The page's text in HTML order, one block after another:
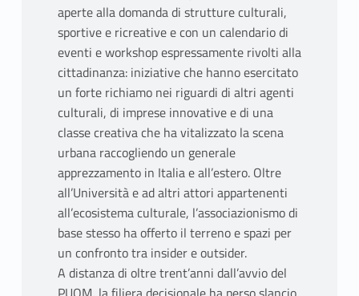
aperte alla domanda di strutture culturali,
sportive e ricreative e con un calendario di
eventi e workshop espressamente rivolti alla
cittadinanza: iniziative che hanno esercitato
un forte richiamo nei riguardi di altri agenti
culturali, di imprese innovative e di una
classe creativa che ha vitalizzato la scena
urbana raccogliendo un generale
apprezzamento in Italia e all’estero. Oltre
all’Università e ad altri attori appartenenti
all’ecosistema culturale, l’associazionismo di
base stesso ha offerto il terreno e spazi per
un confronto tra insider e outsider.
A distanza di oltre trent’anni dall’avvio del